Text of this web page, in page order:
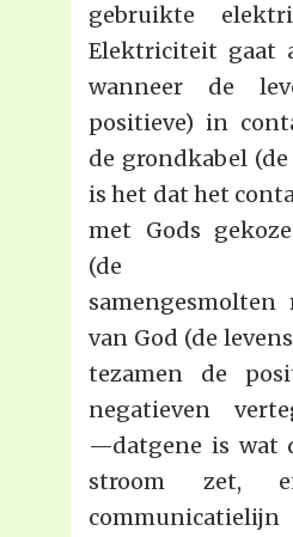
gebruikte
Elektriciteit gaat
wanneer de
positieve) in
de grondkabel
is het dat het
met Gods
(de
van God (de
tezamen de
negatieven
—datgene is wat
stroom zet,